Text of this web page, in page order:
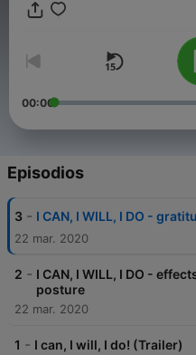
00:00
Episodios
3 - I CAN, I WILL, I DO -
22 mar. 2020
2 - I CAN, I WILL, I DO -
posture
22 mar. 2020
1 - I can, I will, I do! (Trailer)